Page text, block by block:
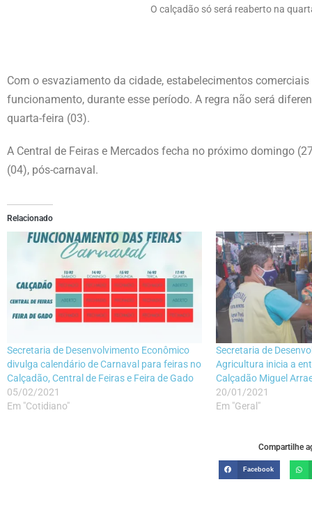
O calçadão só será reaberto na
Com o esvaziamento da cidade, estabelecimentos
funcionamento, durante esse período. A regra não será
quarta-feira (03).
A Central de Feiras e Mercados fecha no próximo domingo
(04), pós-carnaval.
Relacionado
Secretaria de Desenvolvimento Econômico
divulga calendário de Carnaval para feiras no
Calçadão, Central de Feiras e Feira de Gado
05/02/2021
Em "Cotidiano"
Secretaria de
Agricultura inicia a
Calçadão Miguel
20/01/2021
Em "Geral"
Compartilhe
Facebook